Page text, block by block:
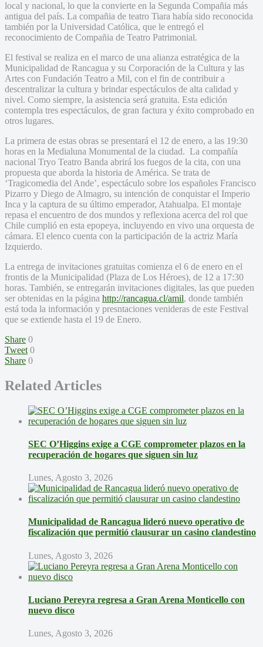
local y nacional, lo que la convierte en la Segunda Compañia más
antigua del país. La compañia de teatro Tiara había sido reconocida
también por la Universidad Católica, que le entregó el
reconocimiento de Compañia de Teatro Patrimonial.
El festival se realiza en el marco de una alianza estratégica de la
Municipalidad de Rancagua y su Corporación de la Cultura y las
Artes con Fundación Teatro a Mil, con el fin de contribuir a
descentralizar la cultura y brindar espectáculos de alta calidad y
nivel. Como siempre, la asistencia será gratuita. Esta edición
contempla tres espectáculos, de gran factura y éxito comprobado en
otros lugares.
La primera de estas obras se presentará el 12 de enero, a las 19:30
horas en la Medialuna Monumental de la ciudad. La compañía
nacional Tryo Teatro Banda abrirá los fuegos de la cita, con una
propuesta que aborda la historia de América. Se trata de
‘Tragicomedia del Ande’, espectáculo sobre los españoles Francisco
Pizarro y Diego de Almagro, su intención de conquistar el Imperio
Inca y la captura de su último emperador, Atahualpa. El montaje
repasa el encuentro de dos mundos y reflexiona acerca del rol que
Chile cumplió en esta epopeya, incluyendo en vivo una orquesta de
cámara. El elenco cuenta con la participación de la actriz María
Izquierdo.
La entrega de invitaciones gratuitas comienza el 6 de enero en el
frontis de la Municipalidad (Plaza de Los Héroes), de 12 a 17:30
horas. También, se entregarán invitaciones digitales, las que pueden
ser obtenidas en la página http://rancagua.cl/amil, donde también
está toda la información y presntaciones venideras de este Festival
que se extiende hasta el 19 de Enero.
Share 0
Tweet 0
Share 0
Related Articles
SEC O’Higgins exige a CGE comprometer plazos en la
recuperación de hogares que siguen sin luz
Lunes, Agosto 3, 2026
Municipalidad de Rancagua lideró nuevo operativo de
fiscalización que permitió clausurar un casino clandestino
Lunes, Agosto 3, 2026
Luciano Pereyra regresa a Gran Arena Monticello con
nuevo disco
Lunes, Agosto 3, 2026